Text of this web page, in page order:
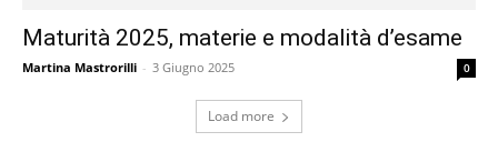
Maturità 2025, materie e modalità d’esame
Martina Mastrorilli - 3 Giugno 2025 0
Load more